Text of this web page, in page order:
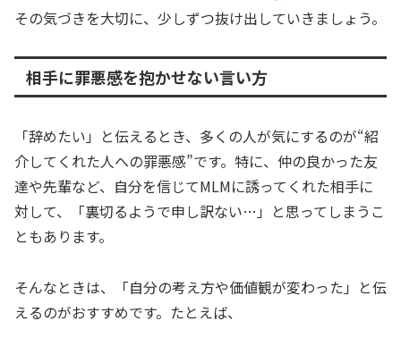
その気づきを大切に、少しずつ抜け出していきましょう。
相手に罪悪感を抱かせない言い方
「辞めたい」と伝えるとき、多くの人が気にするのが“紹
介してくれた人への罪悪感”です。特に、仲の良かった友
達や先輩など、自分を信じてMLMに誘ってくれた相手に
対して、「裏切るようで申し訳ない…」と思ってしまうこ
ともあります。
そんなときは、「自分の考え方や価値観が変わった」と伝
えるのがおすすめです。たとえば、